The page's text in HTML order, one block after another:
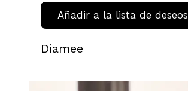
Añadir a la lista de deseos
Diamee